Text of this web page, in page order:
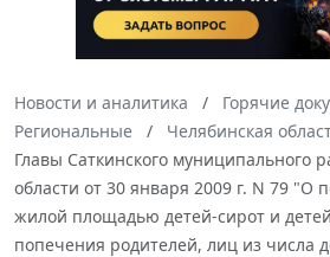
Новости и аналитика
Горячие
Региональные
Челябинская
Главы Саткинского муниципального
области от 30 января 2009 г. N 79 "О
жилой площадью детей-сирот и
попечения родителей, лиц из числа